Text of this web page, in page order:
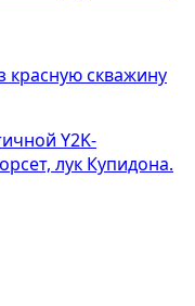
Y2K-
лук Купидона.